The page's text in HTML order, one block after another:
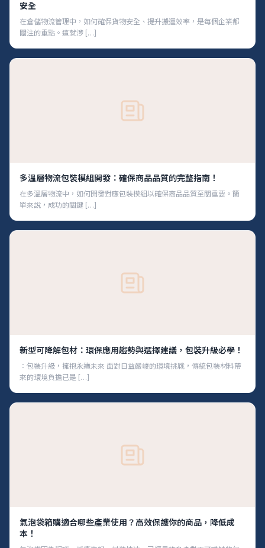
安全
在倉儲物流管理中，如何確保貨物安全、提升搬運效率，是每個企業都
關注的重點。這就涉 […]
多溫層物流包裝模組開發：確保商品品質的完整指南！
在多溫層物流中，如何開發對應包裝模組以確保商品品質至關重要。簡
單來說，成功的關鍵 […]
新型可降解包材：環保應用趨勢與選擇建議，包裝升級必學！
：包裝升級，擁抱永續未來 面對日益嚴峻的環境挑戰，傳統包裝材料帶
來的環境負擔已是 […]
氣泡袋箱購適合哪些產業使用？高效保護你的商品，降低成
本！